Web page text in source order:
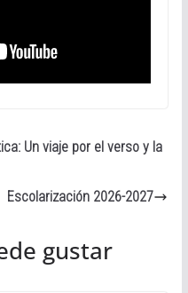
Un viaje por el verso y la
Escolarización 2026-2027
gustar